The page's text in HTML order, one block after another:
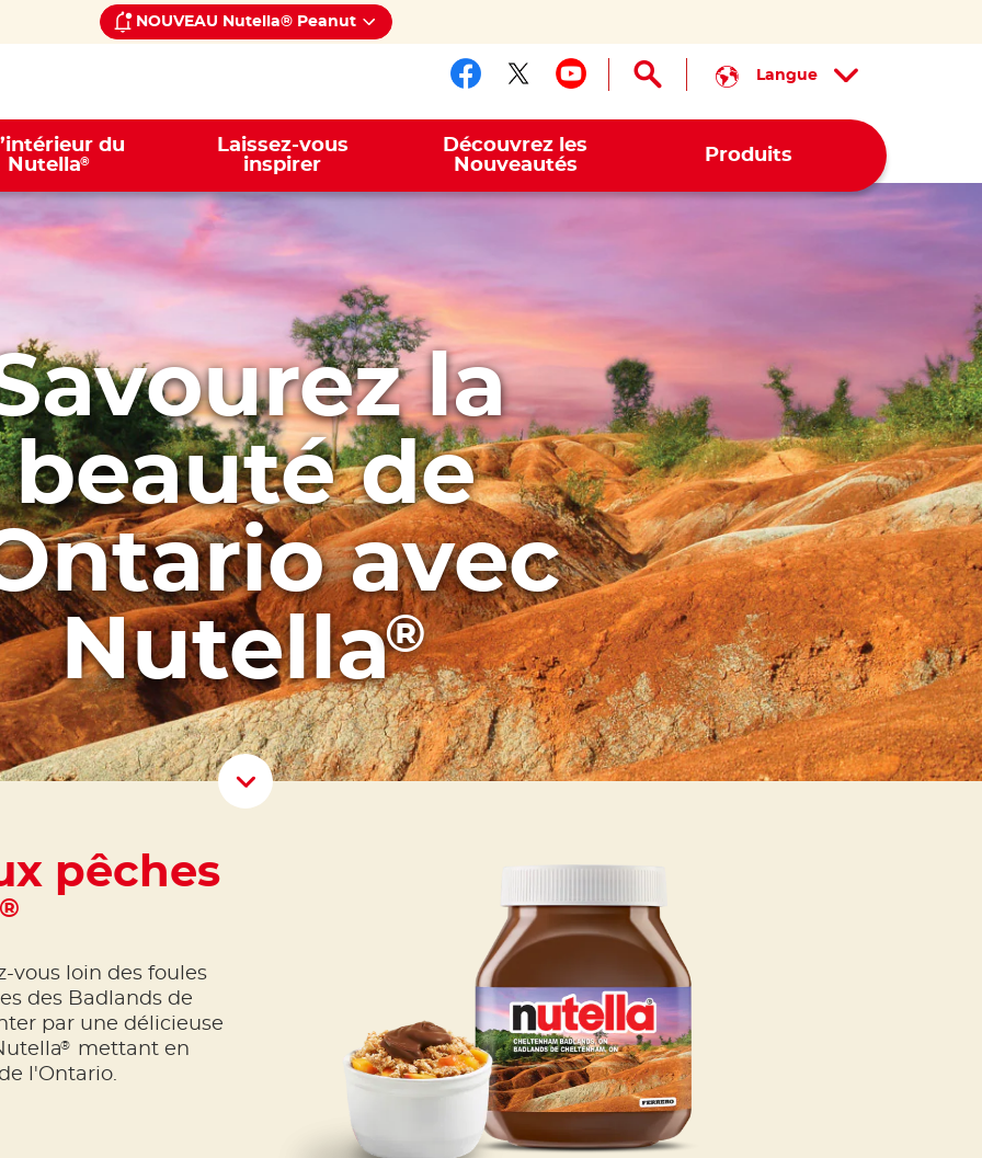
NOUVEAU Nutella® Peanut
Suivez-nous sur facebook
Suivez-nous sur twitter
Suivez-nous sur youtube
Langue
du
Nutella®
Laissez-vous
inspirer
Découvrez les
Nouveautés
Produits
la
beauté de
avec
Nutella®
Scroll Down
pêches
®
vous loin des foules
des Badlands de
par une délicieuse
®
mettant en
l'Ontario.